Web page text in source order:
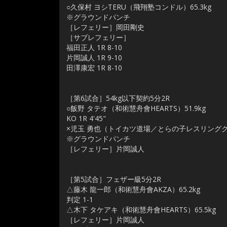
○久保村 ヨシTERU（飛翔塾コンドル）65.3kg
※グラウンドパンチ
［レフェリー］岡田剛史
［サブレフェリー］
福田正人 1R 8-10
片岡誠人 1R 9-10
田澤康宏 1R 8-10
［第6試合］54kg以下契約5分2R
○飯野 タテオ（和術慧舟會HEARTS）51.9kg
KO 1R 4'45"
×児玉 勇也（トイカツ道場／とらの子レスリン
※グラウンドパンチ
［レフェリー］片岡誠人
［第5試合］フェザー級5分2R
△藤木 龍一郎（和術慧舟會AKZA）65.2kg
判定 1-1
△木下 タケアキ（和術慧舟會HEARTS）65.5kg
［レフェリー］片岡誠人